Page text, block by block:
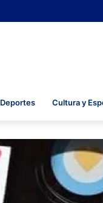
Deportes Cultura y